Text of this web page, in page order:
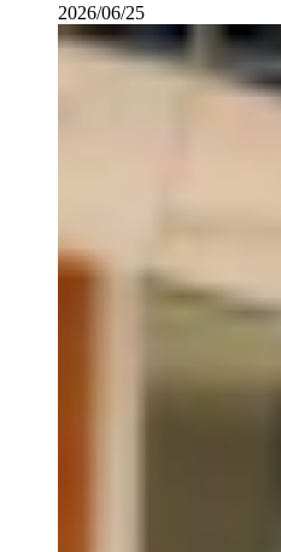
2026/06/25